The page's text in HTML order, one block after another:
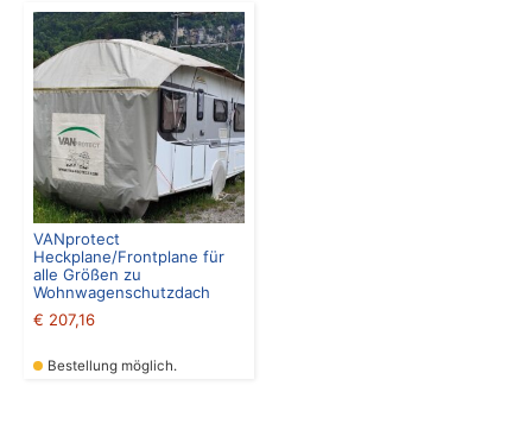
VANprotect
Heckplane/Frontplane für
alle Größen zu
Wohnwagenschutzdach
€ 207,16
Bestellung möglich.